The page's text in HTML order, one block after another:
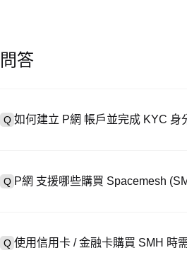
問答
Q 如何建立 P網 帳戶並完成 KYC 身
Q P網 支援哪些購買 Spacemesh
易，提供客製化報價。
Q 使用信用卡 / 金融卡購買 SMH 時